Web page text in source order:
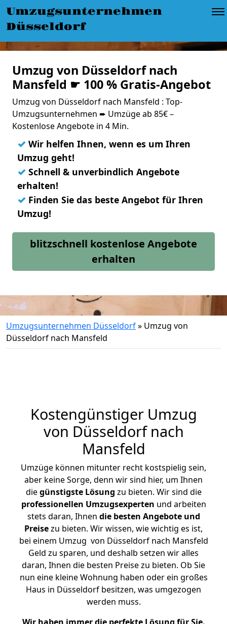
Umzugsunternehmen
Düsseldorf
Umzug von Düsseldorf nach
Mansfeld ☛ 100 % Gratis-Angebot
Umzug von Düsseldorf nach Mansfeld : Top-
Umzugsunternehmen ➨ Umzüge ab 85€ –
Kostenlose Angebote in 4 Min.
✓ Wir helfen Ihnen, wenn es um Ihren
Umzug geht!
✓ Schnell & unverbindlich Angebote
erhalten!
✓ Finden Sie das beste Angebot für Ihren
Umzug!
blitzschnell kostenlose Angebote
erhalten
Umzugsunternehmen Düsseldorf» Umzug von
Düsseldorf nach Mansfeld
Kostengünstiger Umzug
von Düsseldorf nach
Mansfeld
Umzüge können mitunter recht kostspielig sein,
aber keine Sorge, denn wir sind hier, um Ihnen
diegünstigste Lösung zu bieten. Wir sind die
professionellen Umzugsexperten und arbeiten
stets daran, Ihnen die besten Angebote und
Preisezu bieten. Wir wissen, wie wichtig es ist,
bei einem Umzug von Düsseldorf nach Mansfeld
Geld zu sparen, und deshalb setzen wir alles
daran, Ihnen die besten Preise zu bieten. Ob Sie
nun eine kleine Wohnung haben oder ein großes
Haus in Düsseldorf besitzen, was umgezogen
werden muss.